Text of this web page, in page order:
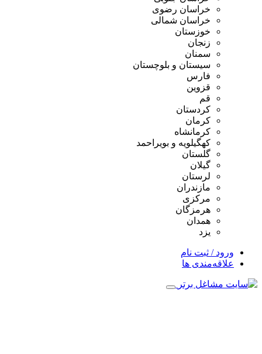
خراسان رضوی
خراسان شمالی
خوزستان
زنجان
سمنان
سیستان و بلوچستان
فارس
قزوین
قم
کردستان
کرمان
کرمانشاه
کهگیلویه و بویراحمد
گلستان
گیلان
لرستان
مازندران
مرکزی
هرمزگان
همدان
یزد
ورود / ثبت نام
علاقه‌مندی ها